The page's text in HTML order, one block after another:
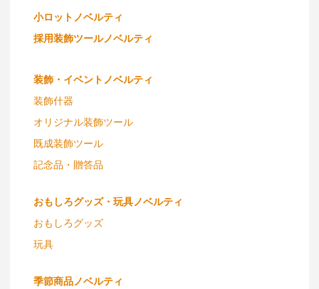
小ロットノベルティ
採用装飾ツールノベルティ
装飾・イベントノベルティ
装飾什器
オリジナル装飾ツール
既成装飾ツール
記念品・贈答品
おもしろグッズ・玩具ノベルティ
おもしろグッズ
玩具
季節商品ノベルティ